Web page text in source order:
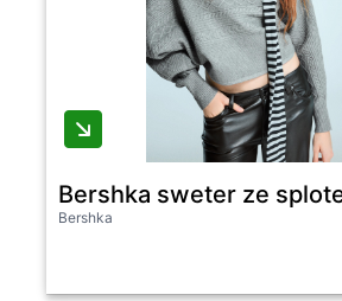
Bershka sweter ze
Bershka